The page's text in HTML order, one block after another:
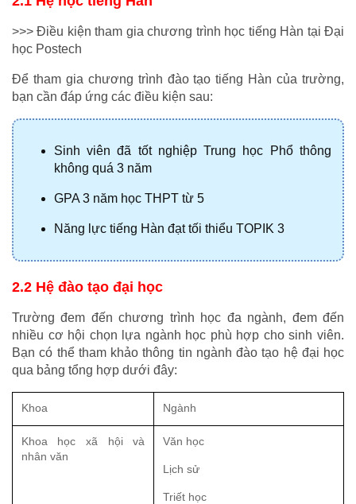
>>> Điều kiện tham gia chương trình học tiếng Hàn tại Đại
học Postech
Để tham gia chương trình đào tạo tiếng Hàn của trường,
bạn cần đáp ứng các điều kiện sau:
Sinh viên đã tốt nghiệp Trung học Phổ thông
không quá 3 năm
GPA 3 năm học THPT từ 5
Năng lực tiếng Hàn đạt tối thiểu TOPIK 3
2.2 Hệ đào tạo đại học
Trường đem đến chương trình học đa ngành, đem đến
nhiều cơ hội chọn lựa ngành học phù hợp cho sinh viên.
Bạn có thể tham khảo thông tin ngành đào tạo hệ đại học
qua bảng tổng hợp dưới đây:
Khoa Ngành
Khoa học xã hội và
nhân văn
Văn học
Lịch sử
Triết học